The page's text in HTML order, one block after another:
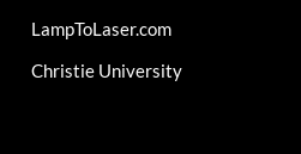
LampToLaser.com
Christie University